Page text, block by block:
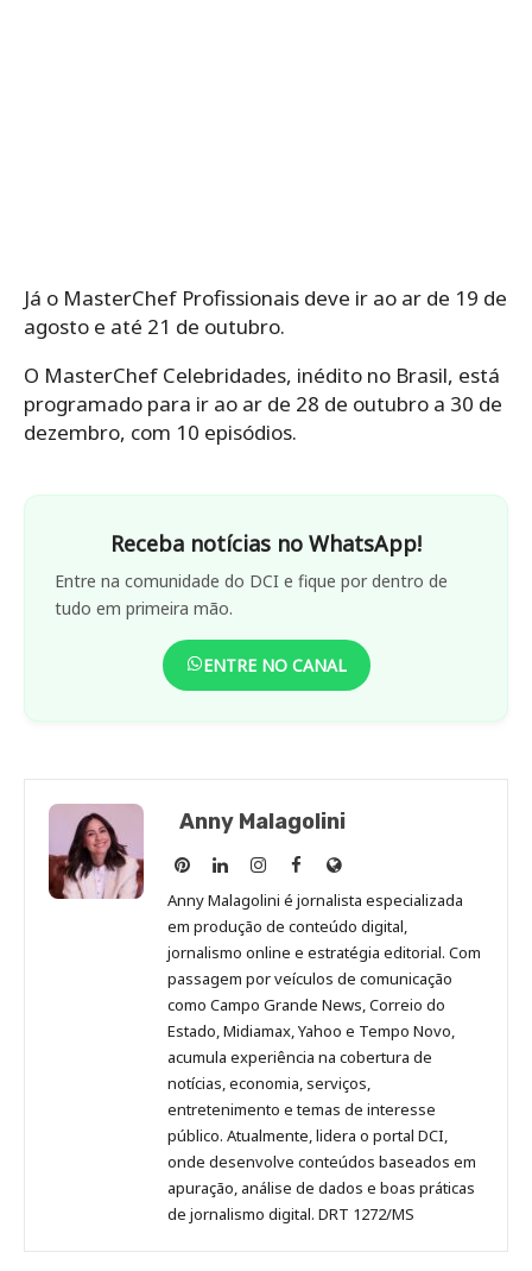
Já o MasterChef Profissionais deve ir ao ar de 19 de
agosto e até 21 de outubro.
O MasterChef Celebridades, inédito no Brasil, está
programado para ir ao ar de 28 de outubro a 30 de
dezembro, com 10 episódios.
Receba notícias no WhatsApp!
Entre na comunidade do DCI e fique por dentro de
tudo em primeira mão.
ENTRE NO CANAL
Anny Malagolini
Anny
Malagolini
no
Pinterest
Anny
Malagolini
no
LinkedIn
Anny
Malagolini
no
Instagram
Anny
Malagolini
no
Facebook
Site
de
Anny
Malagolini
Anny Malagolini é jornalista especializada
em produção de conteúdo digital,
jornalismo online e estratégia editorial. Com
passagem por veículos de comunicação
como Campo Grande News, Correio do
Estado, Midiamax, Yahoo e Tempo Novo,
acumula experiência na cobertura de
notícias, economia, serviços,
entretenimento e temas de interesse
público. Atualmente, lidera o portal DCI,
onde desenvolve conteúdos baseados em
apuração, análise de dados e boas práticas
de jornalismo digital. DRT 1272/MS